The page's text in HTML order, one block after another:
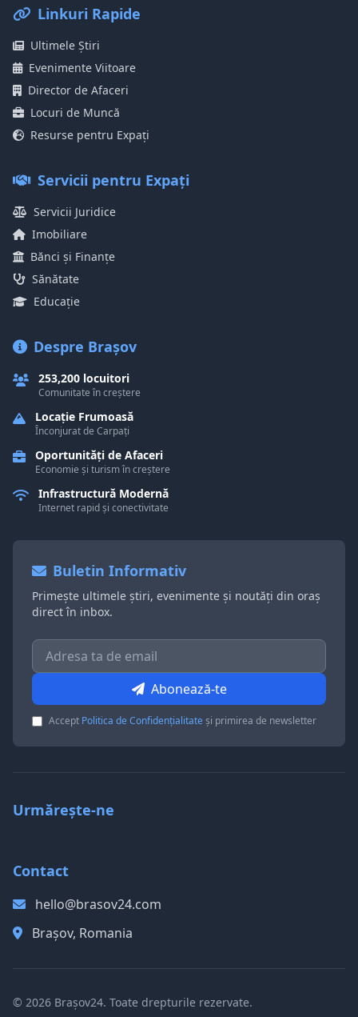
Linkuri Rapide
Ultimele Știri
Evenimente Viitoare
Director de Afaceri
Locuri de Muncă
Resurse pentru Expați
Servicii pentru Expați
Servicii Juridice
Imobiliare
Bănci și Finanțe
Sănătate
Educație
Despre Brașov
253,200 locuitori
Comunitate în creștere
Locație Frumoasă
Înconjurat de Carpați
Oportunități de Afaceri
Economie și turism în creștere
Infrastructură Modernă
Internet rapid și conectivitate
Buletin Informativ
Primește ultimele știri, evenimente și noutăți din oraș
direct în inbox.
Abonează-te
Accept Politica de Confidențialitateși primirea de newsletter
Urmărește-ne
Contact
hello@brasov24.com
Brașov, Romania
© 2026 Brașov24. Toate drepturile rezervate.